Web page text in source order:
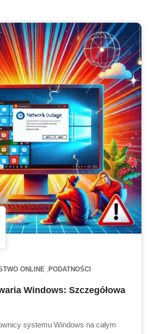
ONLINE PODATNOŚCI
Windows: Szczegółowa
systemu Windows na całym